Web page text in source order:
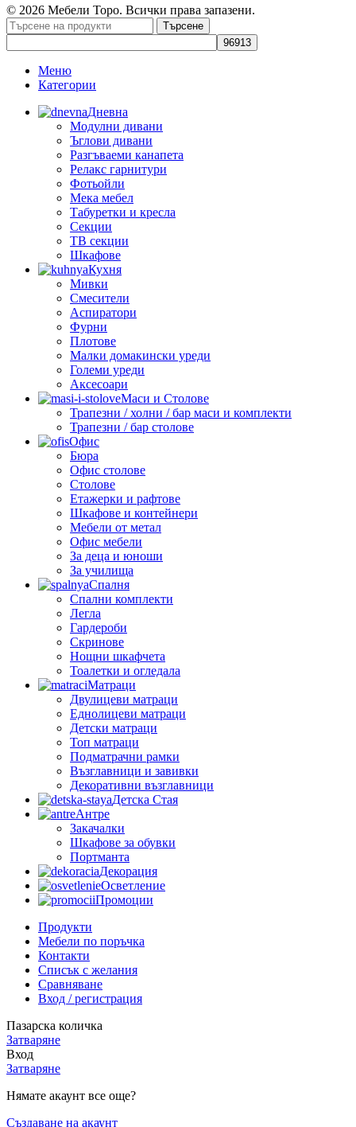
© 2026 Мебели Торо. Всички права запазени.
Търсене
Меню
Категории
Дневна
Модулни дивани
Ъглови дивани
Разгъваеми канапета
Релакс гарнитури
Фотьойли
Мека мебел
Табуретки и кресла
Секции
ТВ секции
Шкафове
Кухня
Мивки
Смесители
Аспиратори
Фурни
Плотове
Малки домакински уреди
Големи уреди
Аксесоари
Маси и Столове
Трапезни / холни / бар маси и комплекти
Трапезни / бар столове
Офис
Бюра
Офис столове
Столове
Етажерки и рафтове
Шкафове и контейнери
Мебели от метал
Офис мебели
За деца и юноши
За училища
Спалня
Спални комплекти
Легла
Гардероби
Скринове
Нощни шкафчета
Тоалетки и огледала
Матраци
Двулицеви матраци
Еднолицеви матраци
Детски матраци
Топ матраци
Подматрачни рамки
Възглавници и завивки
Декоративни възглавници
Детска Стая
Антре
Закачалки
Шкафове за обувки
Портманта
Декорация
Осветление
Промоции
Продукти
Мебели по поръчка
Контакти
Списък с желания
Сравняване
Вход / регистрация
Пазарска количка
Затваряне
Вход
Затваряне
Нямате акаунт все още?
Създаване на акаунт